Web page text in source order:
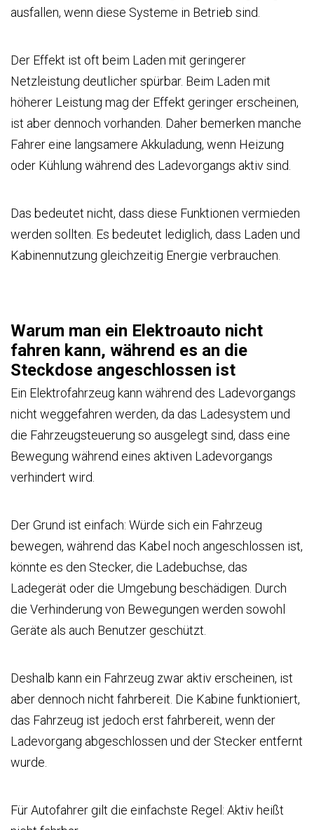
ausfallen, wenn diese Systeme in Betrieb sind.
Der Effekt ist oft beim Laden mit geringerer
Netzleistung deutlicher spürbar. Beim Laden mit
höherer Leistung mag der Effekt geringer erscheinen,
ist aber dennoch vorhanden. Daher bemerken manche
Fahrer eine langsamere Akkuladung, wenn Heizung
oder Kühlung während des Ladevorgangs aktiv sind.
Das bedeutet nicht, dass diese Funktionen vermieden
werden sollten. Es bedeutet lediglich, dass Laden und
Kabinennutzung gleichzeitig Energie verbrauchen.
Warum man ein Elektroauto nicht
fahren kann, während es an die
Steckdose angeschlossen ist
Ein Elektrofahrzeug kann während des Ladevorgangs
nicht weggefahren werden, da das Ladesystem und
die Fahrzeugsteuerung so ausgelegt sind, dass eine
Bewegung während eines aktiven Ladevorgangs
verhindert wird.
Der Grund ist einfach: Würde sich ein Fahrzeug
bewegen, während das Kabel noch angeschlossen ist,
könnte es den Stecker, die Ladebuchse, das
Ladegerät oder die Umgebung beschädigen. Durch
die Verhinderung von Bewegungen werden sowohl
Geräte als auch Benutzer geschützt.
Deshalb kann ein Fahrzeug zwar aktiv erscheinen, ist
aber dennoch nicht fahrbereit. Die Kabine funktioniert,
das Fahrzeug ist jedoch erst fahrbereit, wenn der
Ladevorgang abgeschlossen und der Stecker entfernt
wurde.
Für Autofahrer gilt die einfachste Regel: Aktiv heißt